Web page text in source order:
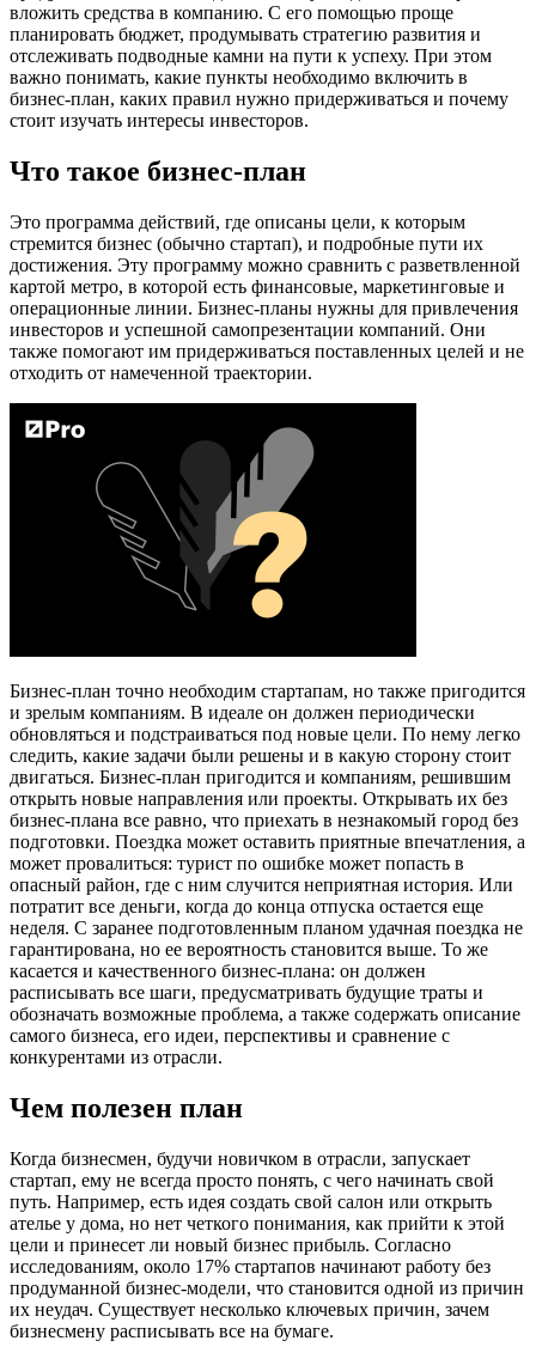
вложить средства в компанию. С его помощью проще
планировать бюджет, продумывать стратегию развития и
отслеживать подводные камни на пути к успеху. При этом
важно понимать, какие пункты необходимо включить в
бизнес-план, каких правил нужно придерживаться и почему
стоит изучать интересы инвесторов.
Что такое бизнес-план
Это программа действий, где описаны цели, к которым
стремится бизнес (обычно стартап), и подробные пути их
достижения. Эту программу можно сравнить с разветвленной
картой метро, в которой есть финансовые, маркетинговые и
операционные линии. Бизнес-планы нужны для привлечения
инвесторов и успешной самопрезентации компаний. Они
также помогают им придерживаться поставленных целей и не
отходить от намеченной траектории.
Бизнес-план точно необходим стартапам, но также пригодится
и зрелым компаниям. В идеале он должен периодически
обновляться и подстраиваться под новые цели. По нему легко
следить, какие задачи были решены и в какую сторону стоит
двигаться. Бизнес-план пригодится и компаниям, решившим
открыть новые направления или проекты. Открывать их без
бизнес-плана все равно, что приехать в незнакомый город без
подготовки. Поездка может оставить приятные впечатления, а
может провалиться: турист по ошибке может попасть в
опасный район, где с ним случится неприятная история. Или
потратит все деньги, когда до конца отпуска остается еще
неделя. С заранее подготовленным планом удачная поездка не
гарантирована, но ее вероятность становится выше. То же
касается и качественного бизнес-плана: он должен
расписывать все шаги, предусматривать будущие траты и
обозначать возможные проблема, а также содержать описание
самого бизнеса, его идеи, перспективы и сравнение с
конкурентами из отрасли.
Чем полезен план
Когда бизнесмен, будучи новичком в отрасли, запускает
стартап, ему не всегда просто понять, с чего начинать свой
путь. Например, есть идея создать свой салон или открыть
ателье у дома, но нет четкого понимания, как прийти к этой
цели и принесет ли новый бизнес прибыль. Согласно
исследованиям, около 17% стартапов начинают работу без
продуманной бизнес-модели, что становится одной из причин
их неудач. Существует несколько ключевых причин, зачем
бизнесмену расписывать все на бумаге.